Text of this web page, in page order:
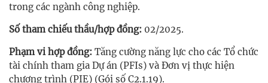
trong các ngành công nghiệp.
Số tham chiếu thầu/hợp đồng: 02/2025.
Phạm vi hợp đồng: Tăng cường năng lực cho các Tổ chức
tài chính tham gia Dự án (PFIs) và Đơn vị thực hiện
chương trình (PIE) (Gói số C2.1.19).